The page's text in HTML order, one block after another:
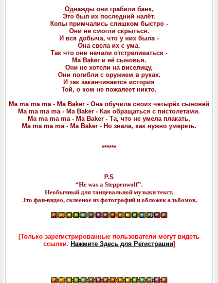
Однажды они грабили банк,
Это был их последний налёт.
Копы примчались слишком быстро -
Они не смогли скрыться.
И вся добыча, что у них была -
Она свела их с ума.
Так что они начали отстреливаться -
Ma Baker и её сыновья.
Они не хотели на виселицу,
Они погибли с оружием в руках.
И так заканчивается история
Той, о ком не пожалеет никто.
Ma ma ma ma - Ma Baker - Она обучила своих четырёх сыновей
Ma ma ma ma - Ma Baker - Как обращаться с пистолетами.
Ma ma ma ma - Ma Baker - Та, что не умела плакать,
Ma ma ma ma - Ma Baker - Но знала, как нужно умереть.
******
P.S
“He was a Steppenwolf”.
Необычный для танцевальной музыки текст.
Это фан-видео, склееное из фотографий и обложек альбомов.
[Только зарегистрированные пользователи могут видеть
ссылки. Нажмите Здесь для Регистрации]